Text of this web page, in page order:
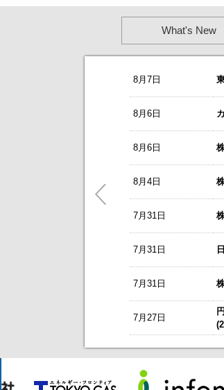
What's New
2026/08/07 NEW
リーダー電子(6867)
東テク(9960)
今すぐ登
アナリスト
ＳＢＳホールディ
2026年12月
レント(372A)
今すぐ
静銀リース株
「熊本中央
自己株式の
コーポレート
オープンアップグル
8月7日
8月6日
8月6日
8月4日
7月31日
7月31日
7月31日
7月27日
これまで開催し
今後のスケジュ
お知らせ
8/3 カバー(5253)
8/3日本テクノ・
5/21 梅の花グル
【ニュー
【ご提案
新規掲載企業